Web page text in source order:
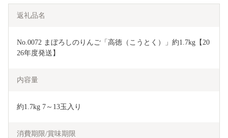
返礼品名
No.0072 まぼろしのりんご「高徳（こうとく）」約1.7kg【20
26年度発送】
内容量
約1.7kg 7～13玉入り
消費期限/賞味期限